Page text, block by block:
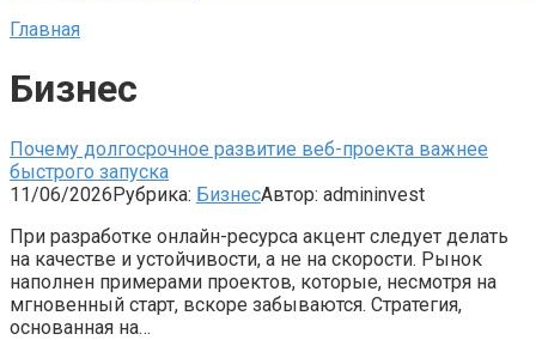
Главная
Бизнес
Почему долгосрочное развитие веб-проекта важнее
быстрого запуска
11/06/2026Рубрика: БизнесАвтор: admininvest
При разработке онлайн-ресурса акцент следует делать
на качестве и устойчивости, а не на скорости. Рынок
наполнен примерами проектов, которые, несмотря на
мгновенный старт, вскоре забываются. Стратегия,
основанная на…